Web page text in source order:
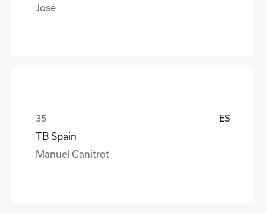
José
ES
TB Spain
Manuel Canitrot